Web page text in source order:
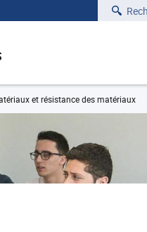
et résistance des matériaux